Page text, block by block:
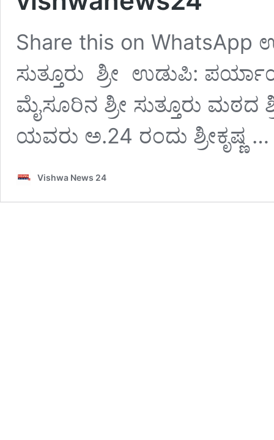
Share this on WhatsApp
ಸುತ್ತೂರು ಶ್ರೀ ಉಡುಪಿ:
ಮೈಸೂರಿನ ಶ್ರೀ ಸುತ್ತೂರು ಮಠದ
ಯವರು ಅ.24 ರಂದು ಶ್ರೀಕೃಷ್ಣ
Vishwa News 24